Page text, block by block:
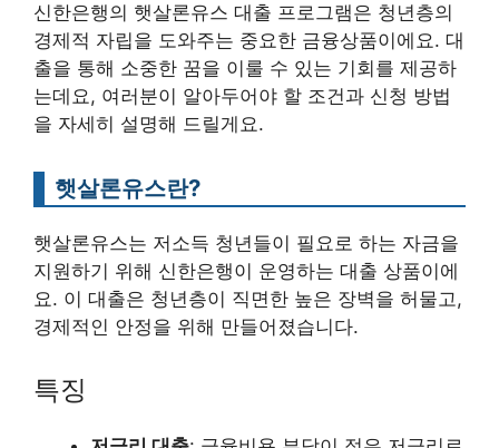
신한은행의 햇살론유스 대출 프로그램은 청년층의
경제적 자립을 도와주는 중요한 금융상품이에요. 대
출을 통해 소중한 꿈을 이룰 수 있는 기회를 제공하
는데요, 여러분이 알아두어야 할 조건과 신청 방법
을 자세히 설명해 드릴게요.
햇살론유스란?
햇살론유스는 저소득 청년들이 필요로 하는 자금을
지원하기 위해 신한은행이 운영하는 대출 상품이에
요. 이 대출은 청년층이 직면한 높은 장벽을 허물고,
경제적인 안정을 위해 만들어졌습니다.
특징